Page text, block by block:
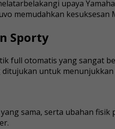
upaya
memudahkan kesuksesan
Sporty
full otomatis yang sangat
untuk
sama, serta ubahan